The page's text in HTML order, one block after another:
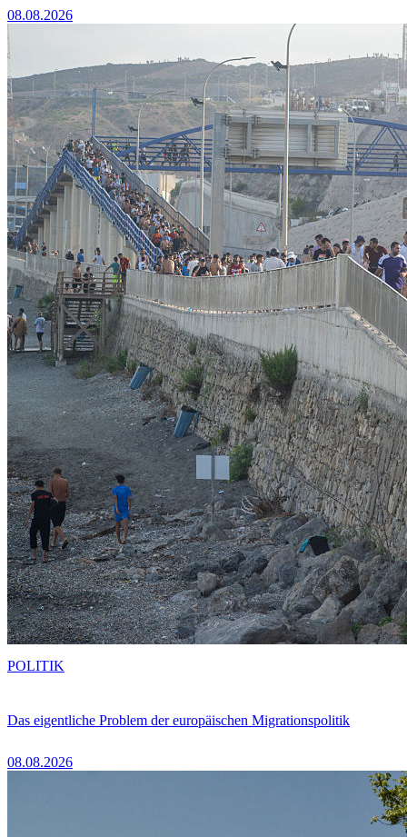
08.08.2026
Das eigentliche Problem der europäischen Migrationspolitik
08.08.2026
POLITIK